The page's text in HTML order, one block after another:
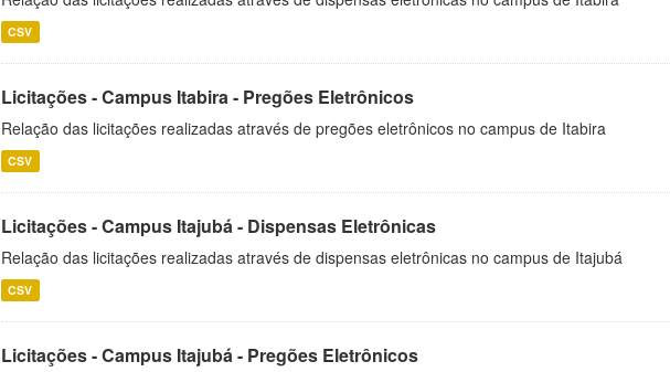
CSV
Licitações - Campus Itabira - Pregões Eletrônicos
Relação das licitações realizadas através de pregões eletrônicos no campus de Itabira
CSV
Licitações - Campus Itajubá - Dispensas Eletrônicas
Relação das licitações realizadas através de dispensas eletrônicas no campus de Itajubá
CSV
Licitações - Campus Itajubá - Pregões Eletrônicos